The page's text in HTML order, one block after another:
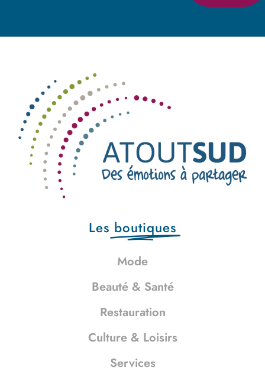
Les boutiques
Mode
Beauté & Santé
Restauration
Culture & Loisirs
Services